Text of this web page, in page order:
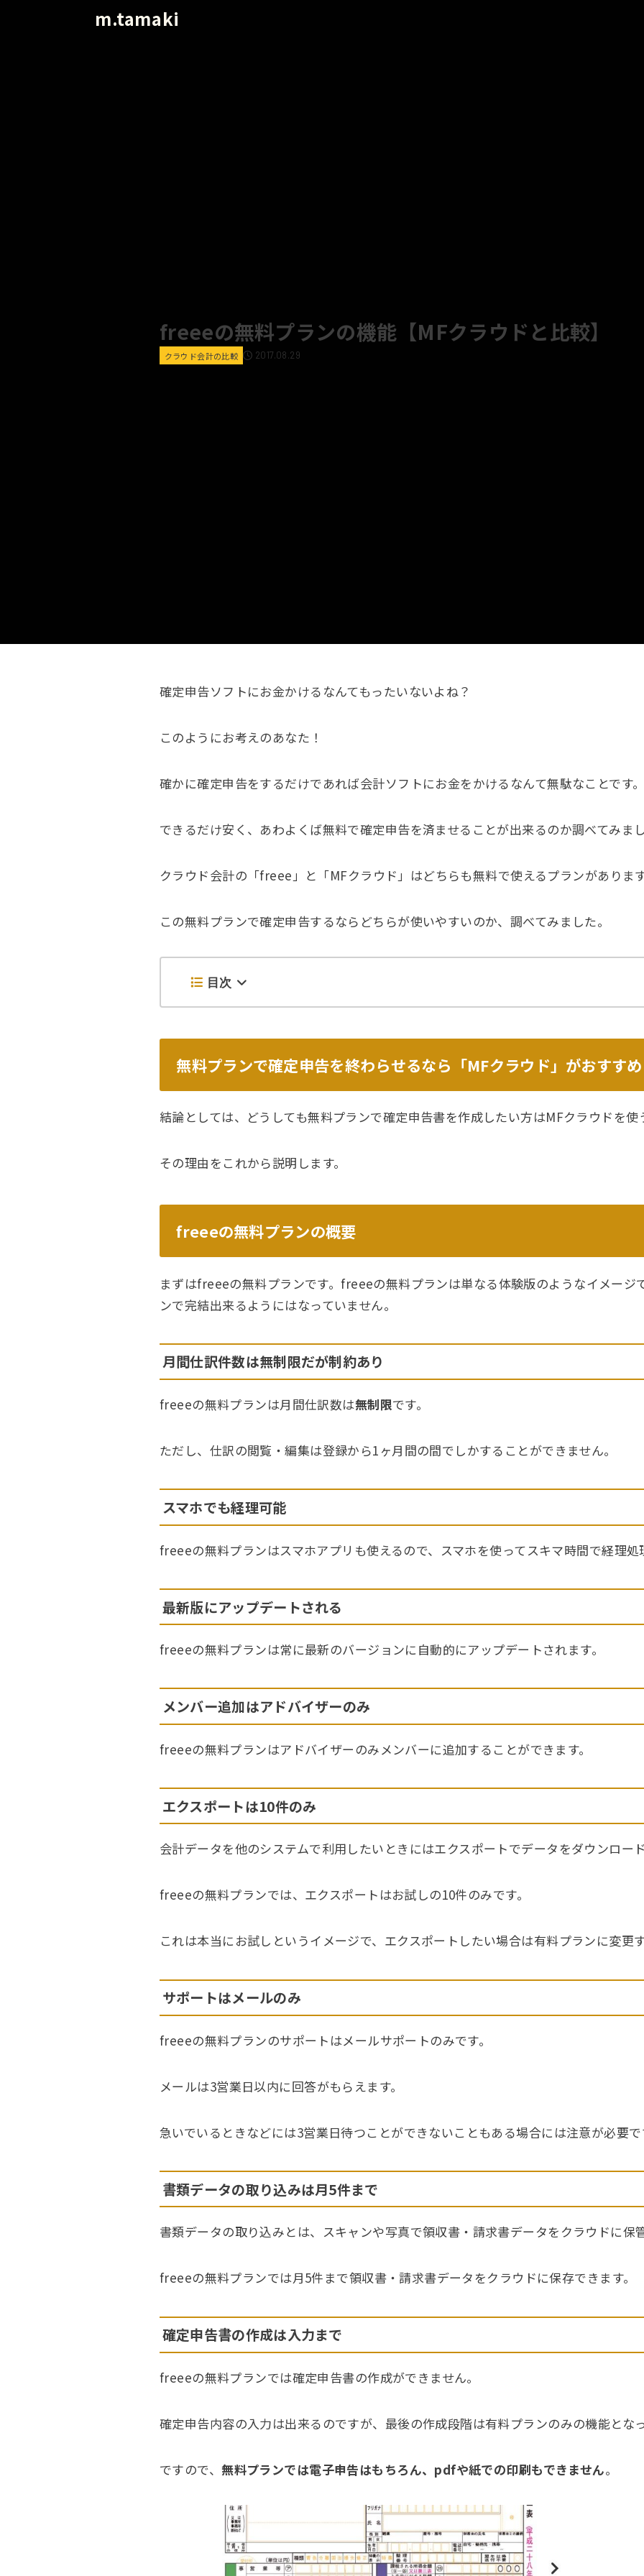
m.tamaki
freeeの無料プランの機能【MFクラウドと比較】
クラウド会計の比較 2017.08.29
確定申告ソフトにお金かけるなんてもったいないよね？
このようにお考えのあなた！
確かに確定申告をするだけであれば会計ソフトにお金をかけるなんて無駄なことです。
できるだけ安く、あわよくば無料で確定申告を済ませることが出来るのか調べてみまし
クラウド会計の「freee」と「MFクラウド」はどちらも無料で使えるプランがあります
この無料プランで確定申告するならどちらが使いやすいのか、調べてみました。
目次
無料プランで確定申告を終わらせるなら「MFクラウド」がおすすめ
結論としては、どうしても無料プランで確定申告書を作成したい方はMFクラウドを使
その理由をこれから説明します。
freeeの無料プランの概要
まずはfreeeの無料プランです。freeeの無料プランは単なる体験版のようなイメージ
ンで完結出来るようにはなっていません。
月間仕訳件数は無制限だが制約あり
freeeの無料プランは月間仕訳数は無制限です。
ただし、仕訳の閲覧・編集は登録から1ヶ月間の間でしかすることができません。
スマホでも経理可能
freeeの無料プランはスマホアプリも使えるので、スマホを使ってスキマ時間で経理処
最新版にアップデートされる
freeeの無料プランは常に最新のバージョンに自動的にアップデートされます。
メンバー追加はアドバイザーのみ
freeeの無料プランはアドバイザーのみメンバーに追加することができます。
エクスポートは10件のみ
会計データを他のシステムで利用したいときにはエクスポートでデータをダウンロー
freeeの無料プランでは、エクスポートはお試しの10件のみです。
これは本当にお試しというイメージで、エクスポートしたい場合は有料プランに変更
サポートはメールのみ
freeeの無料プランのサポートはメールサポートのみです。
メールは3営業日以内に回答がもらえます。
急いでいるときなどには3営業日待つことができないこともある場合には注意が必要で
書類データの取り込みは月5件まで
書類データの取り込みとは、スキャンや写真で領収書・請求書データをクラウドに保
freeeの無料プランでは月5件まで領収書・請求書データをクラウドに保存できます。
確定申告書の作成は入力まで
freeeの無料プランでは確定申告書の作成ができません。
確定申告内容の入力は出来るのですが、最後の作成段階は有料プランのみの機能となっ
ですので、無料プランでは電子申告はもちろん、pdfや紙での印刷もできません。